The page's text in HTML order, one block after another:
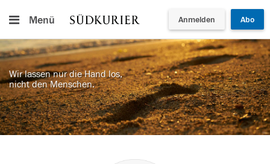
Menü Anmelden Abo
Wir lassen nur die Hand los,
nicht den Menschen.